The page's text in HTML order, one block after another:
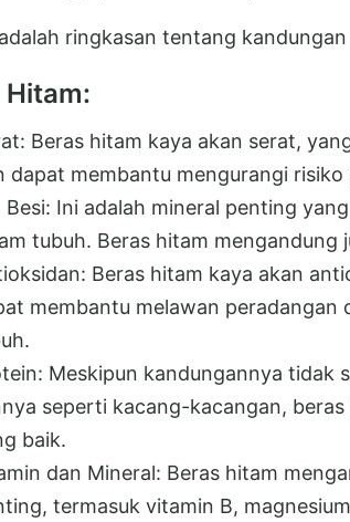
ringkasan tentang
Hitam:
Beras hitam kaya akan serat,
dapat membantu mengurangi
Besi: Ini adalah mineral penting
tubuh. Beras hitam mengandung
Beras hitam kaya akan
membantu melawan
Meskipun kandungannya tidak
seperti kacang-kacangan,
baik.
dan Mineral: Beras hitam
termasuk vitamin B,